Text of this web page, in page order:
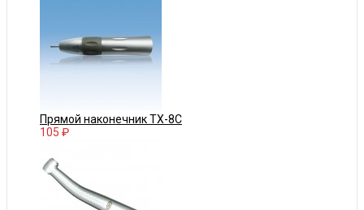
Прямой наконечник TX-8C
105 ₽